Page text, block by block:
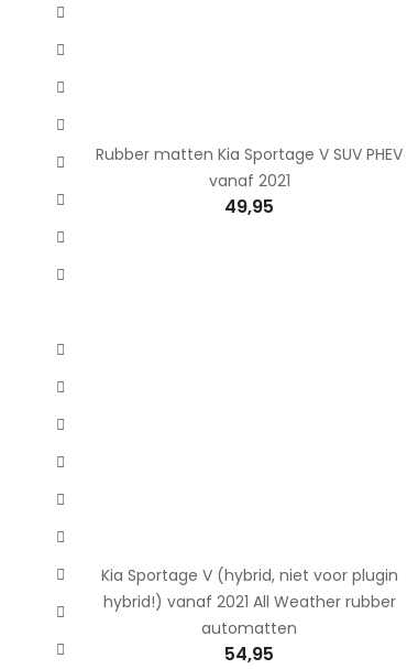
Rubber matten Kia Sportage V SUV PHEV
vanaf 2021
49,95
Kia Sportage V (hybrid, niet voor plugin
hybrid!) vanaf 2021 All Weather rubber
automatten
54,95